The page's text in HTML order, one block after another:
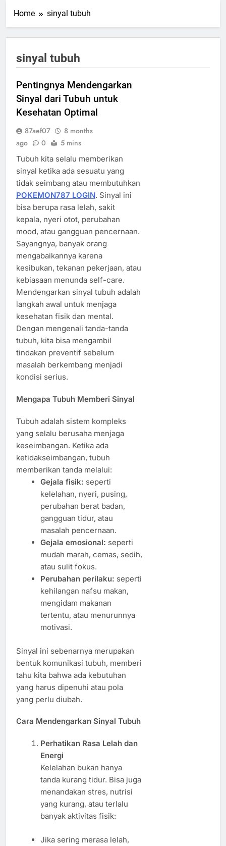
Home sinyal tubuh
sinyal tubuh
Pentingnya Mendengarkan
Sinyal dari Tubuh untuk
Kesehatan Optimal
87aef07
8 months
ago
0 5 mins
Tubuh kita selalu memberikan
sinyal ketika ada sesuatu yang
tidak seimbang atau membutuhkan
POKEMON787 LOGIN. Sinyal ini
bisa berupa rasa lelah, sakit
kepala, nyeri otot, perubahan
mood, atau gangguan pencernaan.
Sayangnya, banyak orang
mengabaikannya karena
kesibukan, tekanan pekerjaan, atau
kebiasaan menunda self-care.
Mendengarkan sinyal tubuh adalah
langkah awal untuk menjaga
kesehatan fisik dan mental.
Dengan mengenali tanda-tanda
tubuh, kita bisa mengambil
tindakan preventif sebelum
masalah berkembang menjadi
kondisi serius.
Mengapa Tubuh Memberi Sinyal
Tubuh adalah sistem kompleks
yang selalu berusaha menjaga
keseimbangan. Ketika ada
ketidakseimbangan, tubuh
memberikan tanda melalui:
Gejala fisik: seperti
kelelahan, nyeri, pusing,
perubahan berat badan,
gangguan tidur, atau
masalah pencernaan.
Gejala emosional: seperti
mudah marah, cemas, sedih,
atau sulit fokus.
Perubahan perilaku: seperti
kehilangan nafsu makan,
mengidam makanan
tertentu, atau menurunnya
motivasi.
Sinyal ini sebenarnya merupakan
bentuk komunikasi tubuh, memberi
tahu kita bahwa ada kebutuhan
yang harus dipenuhi atau pola
yang perlu diubah.
Cara Mendengarkan Sinyal Tubuh
Perhatikan Rasa Lelah dan
Energi
Kelelahan bukan hanya
tanda kurang tidur. Bisa juga
menandakan stres, nutrisi
yang kurang, atau terlalu
banyak aktivitas fisik:
Jika sering merasa lelah,